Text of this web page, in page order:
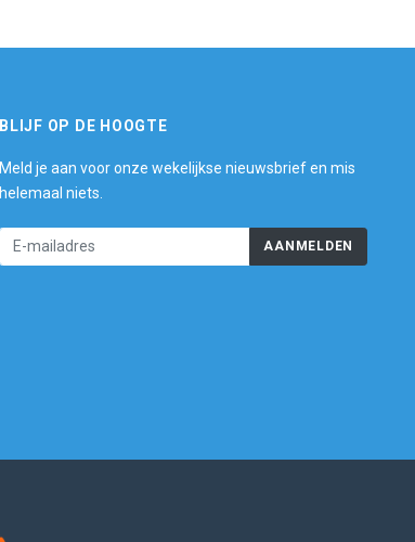
BLIJF OP DE HOOGTE
Meld je aan voor onze wekelijkse nieuwsbrief en mis
helemaal niets.
AANMELDEN